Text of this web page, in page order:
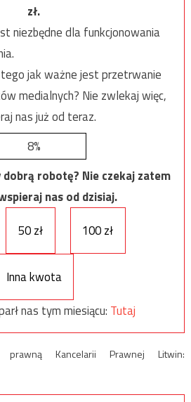
zł.
niezbędne dla funkcjonowania
jak ważne jest przetrwanie
medialnych? Nie zwlekaj więc,
nas już od teraz.
8%
dobrą robotę? Nie czekaj zatem
nas od dzisiaj.
50 zł 100 zł
Inna kwota
nas tym miesiącu: Tutaj
Kancelarii Prawnej Litwin: